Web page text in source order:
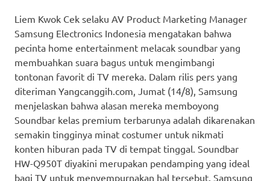
Liem Kwok Cek selaku AV Product Marketing Manager
Samsung Electronics Indonesia mengatakan bahwa
pecinta home entertainment melacak soundbar yang
membuahkan suara bagus untuk mengimbangi
tontonan favorit di TV mereka. Dalam rilis pers yang
diteriman Yangcanggih.com, Jumat (14/8), Samsung
menjelaskan bahwa alasan mereka memboyong
Soundbar kelas premium terbarunya adalah dikarenakan
semakin tingginya minat costumer untuk nikmati
konten hiburan pada TV di tempat tinggal. Soundbar
HW-Q950T diyakini merupakan pendamping yang ideal
bagi TV untuk menyempurnakan hal tersebut. Samsung